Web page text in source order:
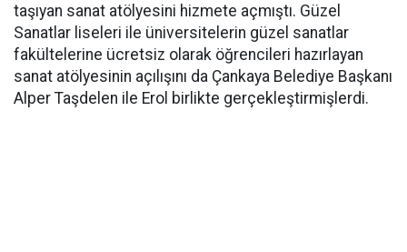
taşıyan sanat atölyesini hizmete açmıştı. Güzel
Sanatlar liseleri ile üniversitelerin güzel sanatlar
fakültelerine ücretsiz olarak öğrencileri hazırlayan
sanat atölyesinin açılışını da Çankaya Belediye Başkanı
Alper Taşdelen ile Erol birlikte gerçekleştirmişlerdi.